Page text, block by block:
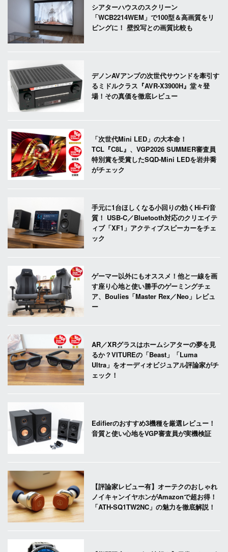
シアターハウスのスクリーン
「WCB2214WEM」で100型＆高画質をリ
ビングに！ 壁投写との画質比較も
デノンAVアンプの次世代サウンドを牽引す
るミドルクラス『AVR-X3900H』堂々登
場！その真価を徹底レビュー
「次世代Mini LED」の大本命！
TCL『C8L』、VGP2026 SUMMER審査員
特別賞を受賞したSQD-Mini LEDを岩井喬
がチェック
手元に1台ほしくなる小回りの効くHi-Fi音
質！ USB-C／Bluetooth対応のクリエイテ
ィブ「XF1」アクティブスピーカーをチェ
ック
ゲーマー以外にもオススメ！他と一線を画
す座り心地と使い勝手のゲーミングチェ
ア、Boulies「Master Rex／Neo」レビュ
ー
AR／XRグラスはホームシアターの夢を見
るか？VITUREの「Beast」「Luma
Ultra」をオーディオビジュアル評論家がチ
ェック！
Edifierのおすすめ3機種を厳選レビュー！
音質と使い心地をVGP審査員が実機検証
【評論家レビュー有】オーテクのおしゃれ
ノイキャンイヤホンがAmazonで超お得！
「ATH-SQ1TW2NC」の魅力を徹底解説！